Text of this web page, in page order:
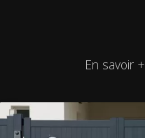
En savoir +